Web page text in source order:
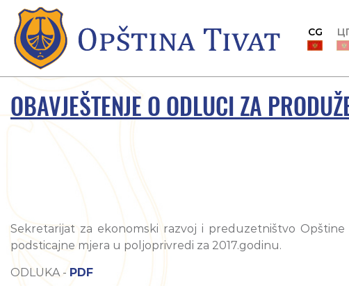
CG
OBAVJEŠTENJE O ODLUCI ZA
Sekretarijat za ekonomski razvoj i preduzetništvo
podsticajne mjera u poljoprivredi za 2017.godinu.
ODLUKA - PDF